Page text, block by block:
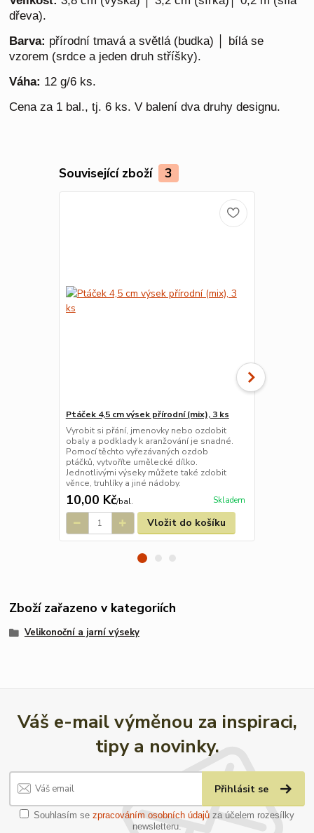
dřeva).
Barva: přírodní tmavá a světlá (budka) │ bílá se
vzorem (srdce a jeden druh stříšky).
Váha: 12 g/6 ks.
Cena za 1 bal., tj. 6 ks. V balení dva druhy designu.
Související zboží 3
Ptáček 4,5 cm výsek přírodní (mix), 3 ks
Vyrobit si přání, jmenovky nebo ozdobit
obaly a podklady k aranžování je snadné.
Pomocí těchto vyřezávaných ozdob
ptáčků, vytvoříte umělecké dílko.
Jednotlivými výseky můžete také zdobit
věnce, truhlíky a jiné nádoby.
10,00 Kč/bal. Skladem
Vložit do košíku
Zboží zařazeno v kategoriích
Velikonoční a jarní výseky
Váš e-mail výměnou za inspiraci,
tipy a novinky.
Přihlásit se
Souhlasím se zpracováním osobních údajů za účelem rozesílky
newsletteru.